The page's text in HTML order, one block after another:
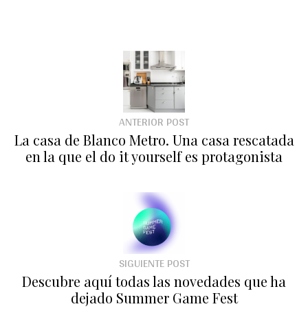
ANTERIOR POST
La casa de Blanco Metro. Una casa rescatada
en la que el do it yourself es protagonista
SIGUIENTE POST
Descubre aquí todas las novedades que ha
dejado Summer Game Fest